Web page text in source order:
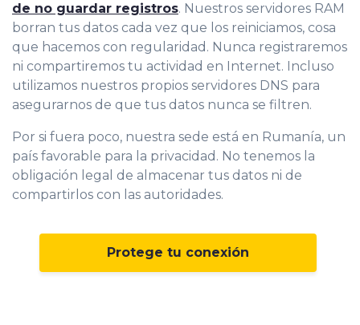
de no guardar registros. Nuestros servidores RAM
borran tus datos cada vez que los reiniciamos, cosa
que hacemos con regularidad. Nunca registraremos
ni compartiremos tu actividad en Internet. Incluso
utilizamos nuestros propios servidores DNS para
asegurarnos de que tus datos nunca se filtren.
Por si fuera poco, nuestra sede está en Rumanía, un
país favorable para la privacidad. No tenemos la
obligación legal de almacenar tus datos ni de
compartirlos con las autoridades.
Protege tu conexión